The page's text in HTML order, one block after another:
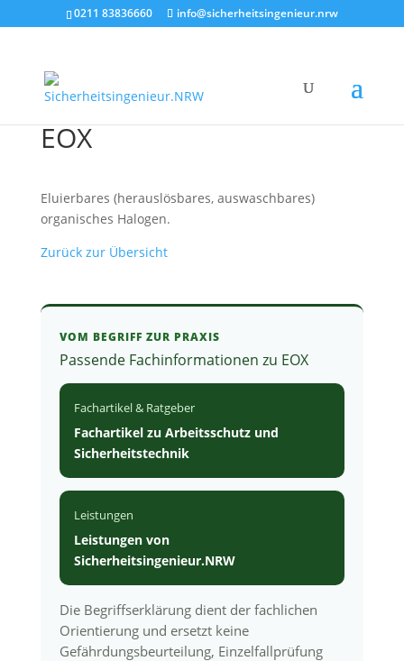
0211 83836660 info@sicherheitsingenieur.nrw
EOX
Eluierbares (herauslösbares, auswaschbares)
organisches Halogen.
Zurück zur Übersicht
VOM BEGRIFF ZUR PRAXIS
Passende Fachinformationen zu EOX
Fachartikel & Ratgeber
Fachartikel zu Arbeitsschutz und
Sicherheitstechnik
Leistungen
Leistungen von
Sicherheitsingenieur.NRW
Die Begriffserklärung dient der fachlichen
Orientierung und ersetzt keine
Gefährdungsbeurteilung, Einzelfallprüfung